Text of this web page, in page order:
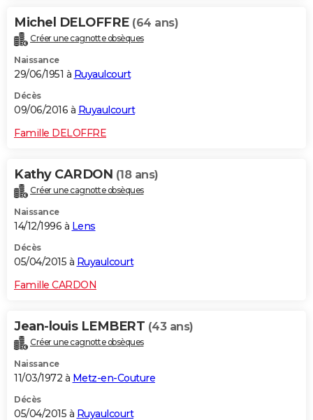
Michel DELOFFRE (64 ans)
Créer une cagnotte obsèques
Naissance
29/06/1951 à Ruyaulcourt
Décès
09/06/2016 à Ruyaulcourt
Famille DELOFFRE
Kathy CARDON (18 ans)
Créer une cagnotte obsèques
Naissance
14/12/1996 à Lens
Décès
05/04/2015 à Ruyaulcourt
Famille CARDON
Jean-louis LEMBERT (43 ans)
Créer une cagnotte obsèques
Naissance
11/03/1972 à Metz-en-Couture
Décès
05/04/2015 à Ruyaulcourt